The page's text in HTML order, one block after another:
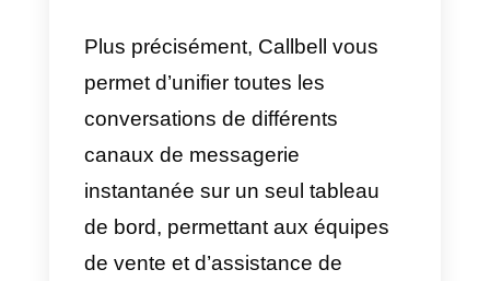
Qu’est-ce que Callbell?